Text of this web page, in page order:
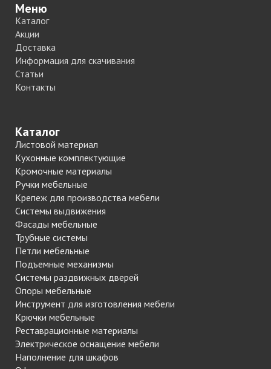
Меню
Каталог
Акции
Доставка
Информация для скачивания
Статьи
Контакты
Каталог
Листовой материал
Кухонные комплектующие
Кромочные материалы
Ручки мебельные
Крепеж для производства мебели
Системы выдвижения
Фасады мебельные
Трубные системы
Петли мебельные
Подъемные механизмы
Системы раздвижных дверей
Опоры мебельные
Инструмент для изготовления мебели
Крючки мебельные
Реставрационные материалы
Электрическое оснащение мебели
Наполнение для шкафов